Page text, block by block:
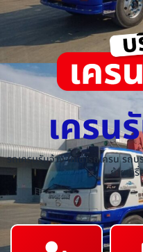
เครน
รถเครนรับจ้าง ให้เช่ารถเครน ร
ย้ายเค